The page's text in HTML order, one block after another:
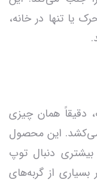
یا تنها در خانه،
دقیقاً همان چیزی
می‌کشد. این محصول
دنبال توپ
از گربه‌های